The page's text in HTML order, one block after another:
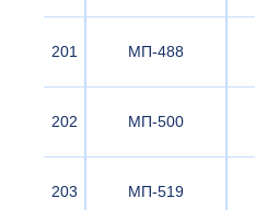
201 МП-488
202 МП-500
203 МП-519